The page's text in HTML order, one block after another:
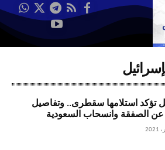
تؤكد استلامها سقطرى.. وتفاصيل
عن الصفقة وانسحاب السعودية